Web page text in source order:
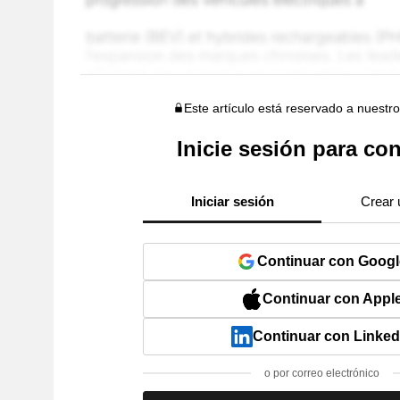
Este artículo está reservado a
Inicie sesión para
Iniciar sesión Crear
Continuar con
Continuar con
Continuar con
o por correo electrónico